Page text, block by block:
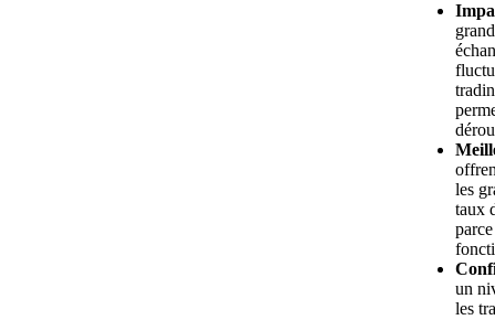
les
taux
un
les